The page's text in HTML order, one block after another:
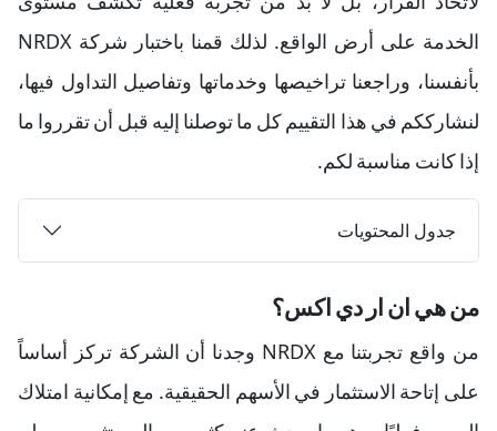
الخدمة على أرض الواقع. لذلك قمنا باختبار شركة NRDX
بأنفسنا، وراجعنا تراخيصها وخدماتها وتفاصيل التداول فيها،
لنشارككم في هذا التقييم كل ما توصلنا إليه قبل أن تقرروا ما
إذا كانت مناسبة لكم.
جدول المحتويات
من هي ان ار دي اكس؟
من واقع تجربتنا مع NRDX وجدنا أن الشركة تركز أساساً
على إتاحة الاستثمار في الأسهم الحقيقية. مع إمكانية امتلاك